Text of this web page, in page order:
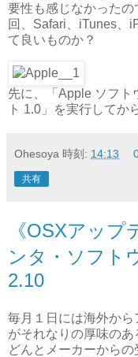
要性も感じなかった
回、Safari、iTunes、
て良いものか？
先に、「Apple ソフト
ト 1.0」を実行してか
Ohesoya 時刻: 14:13
共有
《OSXアップ
ンタ・ソフト
2.10
毎月１日には海外か
がそれなりの厚味の
どんとメーカーから